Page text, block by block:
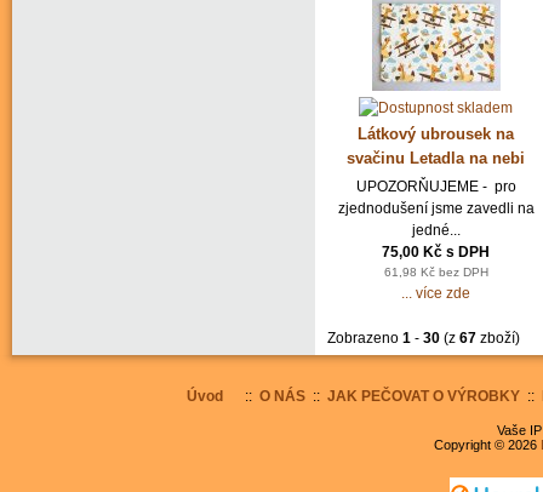
Látkový ubrousek na
svačinu Letadla na nebi
UPOZORŇUJEME - pro
zjednodušení jsme zavedli na
jedné...
75,00 Kč s DPH
61,98 Kč bez DPH
... více zde
Zobrazeno 1 - 30 (z 67 zboží)
Úvod :: O NÁS:: JAK PEČOVAT O VÝROBKY::
Vaše
Copyright © 2026